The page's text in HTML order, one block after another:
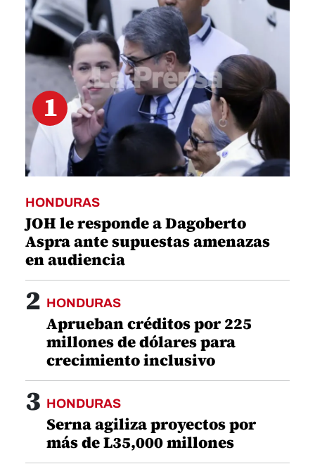
seconds
1
HONDURAS
JOH le responde a Dagoberto
Aspra ante supuestas amenazas
en audiencia
2 HONDURAS
Aprueban créditos por 225
millones de dólares para
crecimiento inclusivo
3 HONDURAS
Serna agiliza proyectos por
más de L35,000 millones